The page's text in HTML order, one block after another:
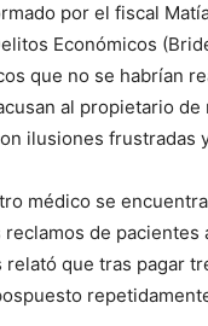
por el fiscal
Económicos
que no se habrían
al propietario
ilusiones frustradas
médico se
de pacientes
que tras pagar